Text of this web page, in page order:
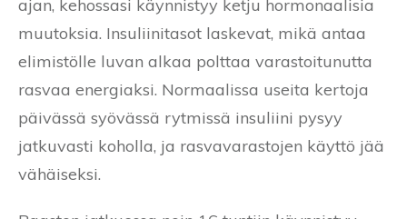
ajan, kehossasi käynnistyy ketju hormonaalisia
muutoksia. Insuliinitasot laskevat, mikä antaa
elimistölle luvan alkaa polttaa varastoitunutta
rasvaa energiaksi. Normaalissa useita kertoja
päivässä syövässä rytmissä insuliini pysyy
jatkuvasti koholla, ja rasvavarastojen käyttö jää
vähäiseksi.